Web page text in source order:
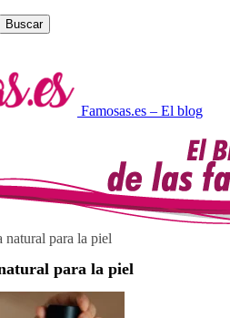
Famosas.es – El blog
para la piel
para la piel